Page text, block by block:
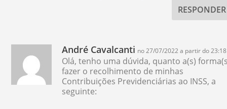
RESPONDER
André Cavalcanti no 27/07/2022 a partir do 23:18
Olá, tenho uma dúvida, quanto a(s)
fazer o recolhimento de minhas
Contribuições Previdenciárias ao INSS, a
seguinte: